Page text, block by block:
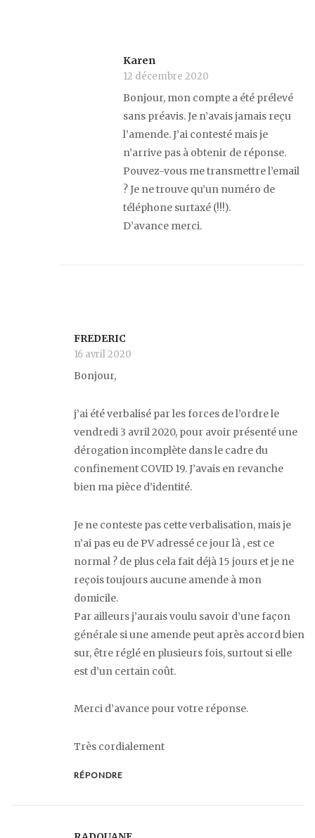
Karen
12 décembre 2020
Bonjour, mon compte a été prélevé
sans préavis. Je n’avais jamais reçu
l’amende. J’ai contesté mais je
n’arrive pas à obtenir de réponse.
Pouvez-vous me transmettre l’email
? Je ne trouve qu’un numéro de
téléphone surtaxé (!!!).
D’avance merci.
FREDERIC
16 avril 2020
Bonjour,
j’ai été verbalisé par les forces de l’ordre le
vendredi 3 avril 2020, pour avoir présenté une
dérogation incomplète dans le cadre du
confinement COVID 19. J’avais en revanche
bien ma pièce d’identité.
Je ne conteste pas cette verbalisation, mais je
n’ai pas eu de PV adressé ce jour là , est ce
normal ? de plus cela fait déjà 15 jours et je ne
reçois toujours aucune amende à mon
domicile.
Par ailleurs j’aurais voulu savoir d’une façon
générale si une amende peut après accord bien
sur, être réglé en plusieurs fois, surtout si elle
est d’un certain coût.
Merci d’avance pour votre réponse.
Très cordialement
RÉPONDRE